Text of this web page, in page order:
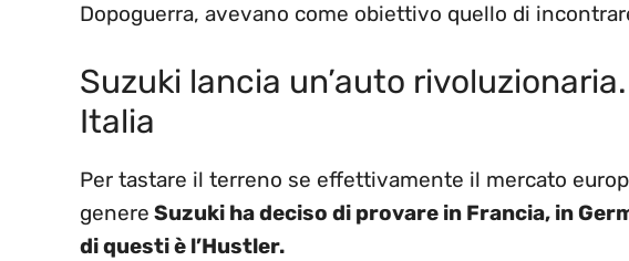
Dopoguerra, avevano come obiettivo quello di
Suzuki lancia un’auto
Italia
Per tastare il terreno se effettivamente il mercato
genere Suzuki ha deciso di provare in Francia, in
di questi è l’Hustler.